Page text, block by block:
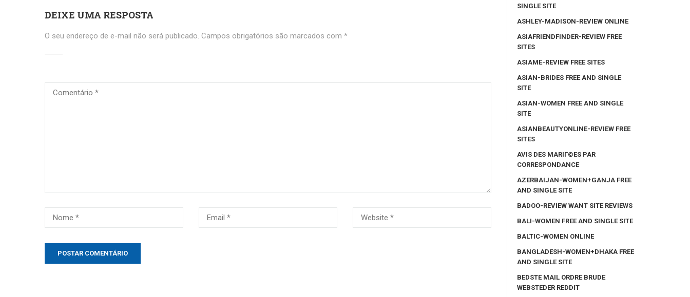
DEIXE UMA RESPOSTA
O seu endereço de e-mail não será publicado. Campos obrigatórios são marcados com *
SINGLE SITE
ASHLEY-MADISON-REVIEW ONLINE
ASIAFRIENDFINDER-REVIEW FREE
SITES
ASIAME-REVIEW FREE SITES
ASIAN-BRIDES FREE AND SINGLE
SITE
ASIAN-WOMEN FREE AND SINGLE
SITE
ASIANBEAUTYONLINE-REVIEW FREE
SITES
AVIS DES MARIГ©ES PAR
CORRESPONDANCE
AZERBAIJAN-WOMEN+GANJA FREE
AND SINGLE SITE
BADOO-REVIEW WANT SITE REVIEWS
BALI-WOMEN FREE AND SINGLE SITE
BALTIC-WOMEN ONLINE
BANGLADESH-WOMEN+DHAKA FREE
AND SINGLE SITE
BEDSTE MAIL ORDRE BRUDE
WEBSTEDER REDDIT